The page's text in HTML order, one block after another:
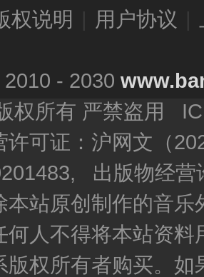
权说明 用户协议
- 2030
权所有 严禁盗用
许可证：沪网文（
出版物经营
本站原创制作的音
何人不得将本站资
版权所有者购买。